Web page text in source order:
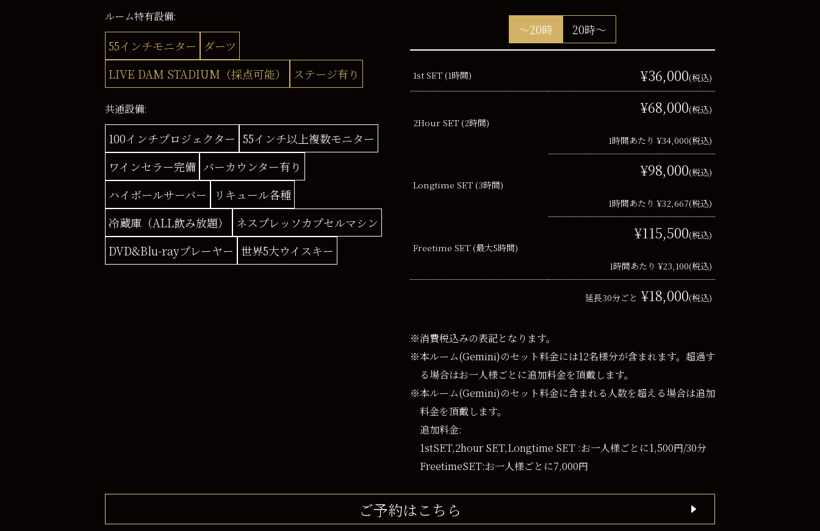
ルーム特有設備:
55インチモニター
ダーツ
LIVE DAM STADIUM（採点可能）
ステージ有り
共通設備:
100インチプロジェクター 55インチ以上複数モニター
ワインセラー完備 バーカウンター有り
ハイボールサーバー
リキュール各種
冷蔵庫（ALL飲み放題）
ネスプレッソカプセルマシン
DVD&Blu-rayプレーヤー 世界5大ウイスキー
～20時 20時～
1st SET (1時間) ¥36,000(税込)
2Hour SET (2時間)
¥68,000(税込)
1時間あたり ¥34,000(税込)
Longtime SET (3時間)
¥98,000(税込)
1時間あたり ¥32,667(税込)
Freetime SET (最大5時間)
¥115,500(税込)
1時間あたり ¥23,100(税込)
延長30分ごと ¥18,000(税込)
※消費税込みの表記となります。
※本ルーム(Gemini)のセット料金には12名様分が含まれます。超過す
る場合はお一人様ごとに追加料金を頂戴します。
※本ルーム(Gemini)のセット料金に含まれる人数を超える場合は追加
料金を頂戴します。
追加料金:
1stSET,2hour SET,Longtime SET :お一人様ごとに1,500円/30分
FreetimeSET:お一人様ごとに7,000円
ご予約はこちら